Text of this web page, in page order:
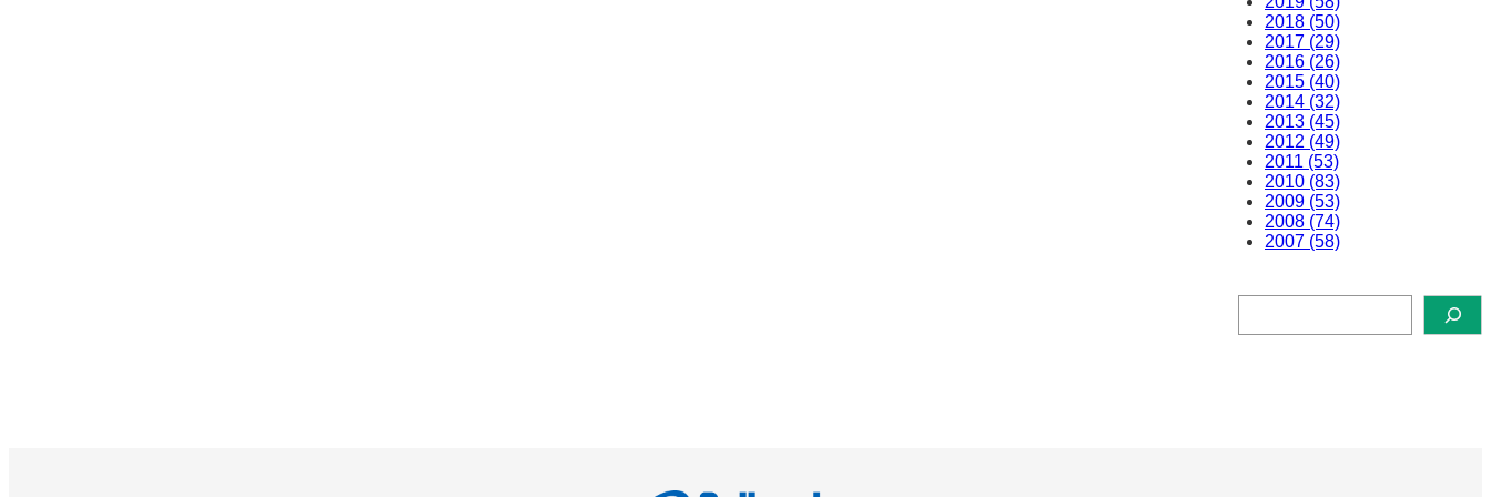
2018 (50)
2017 (29)
2016 (26)
2015 (40)
2014 (32)
2013 (45)
2012 (49)
2011 (53)
2010 (83)
2009 (53)
2008 (74)
2007 (58)